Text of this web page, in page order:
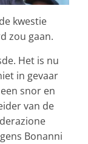
kwestie
zou gaan.
Het is nu
in gevaar
snor en
van de
Bonanni